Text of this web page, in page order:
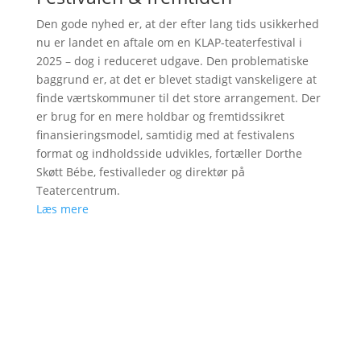
Den gode nyhed er, at der efter lang tids usikkerhed
nu er landet en aftale om en KLAP-teaterfestival i
2025 – dog i reduceret udgave. Den problematiske
baggrund er, at det er blevet stadigt vanskeligere at
finde værtskommuner til det store arrangement. Der
er brug for en mere holdbar og fremtidssikret
finansieringsmodel, samtidig med at festivalens
format og indholdsside udvikles, fortæller Dorthe
Skøtt Bébe, festivalleder og direktør på
Teatercentrum.
Læs mere